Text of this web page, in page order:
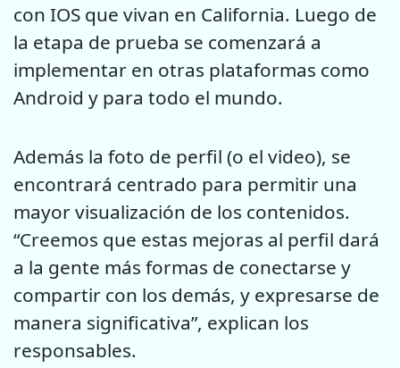
con IOS que vivan en California. Luego de
la etapa de prueba se comenzará a
implementar en otras plataformas como
Android y para todo el mundo.
Además la foto de perfil (o el video), se
encontrará centrado para permitir una
mayor visualización de los contenidos.
“Creemos que estas mejoras al perfil dará
a la gente más formas de conectarse y
compartir con los demás, y expresarse de
manera significativa”, explican los
responsables.